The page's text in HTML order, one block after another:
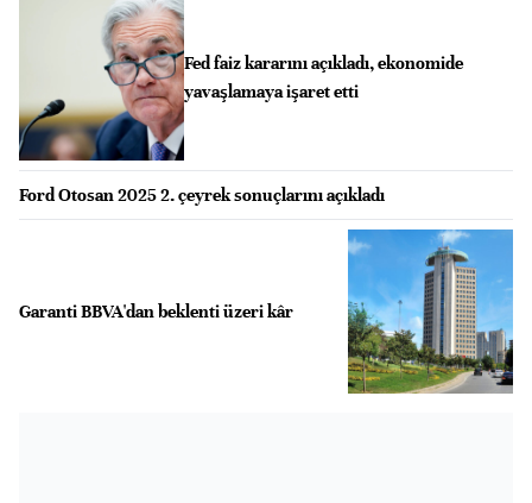
Fed faiz kararını açıkladı, ekonomide
yavaşlamaya işaret etti
Ford Otosan 2025 2. çeyrek sonuçlarını açıkladı
Garanti BBVA'dan beklenti üzeri kâr